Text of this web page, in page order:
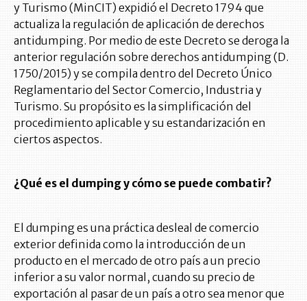
y Turismo (MinCIT) expidió el Decreto 1794 que
actualiza la regulación de aplicación de derechos
antidumping. Por medio de este Decreto se deroga la
anterior regulación sobre derechos antidumping (D.
1750/2015) y se compila dentro del Decreto Único
Reglamentario del Sector Comercio, Industria y
Turismo. Su propósito es la simplificación del
procedimiento aplicable y su estandarización en
ciertos aspectos.
¿Qué es el dumping y cómo se puede combatir?
El dumping es una práctica desleal de comercio
exterior definida como la introducción de un
producto en el mercado de otro país a un precio
inferior a su valor normal, cuando su precio de
exportación al pasar de un país a otro sea menor que